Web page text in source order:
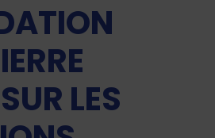
LES